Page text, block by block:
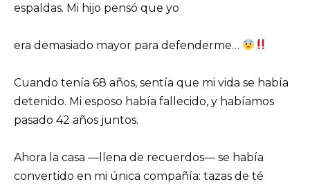
espaldas. Mi hijo pensó que yo
era demasiado mayor para defenderme…
Cuando tenía 68 años, sentía que mi vida se había
detenido. Mi esposo había fallecido, y habíamos
pasado 42 años juntos.
Ahora la casa —llena de recuerdos— se había
convertido en mi única compañía: tazas de té